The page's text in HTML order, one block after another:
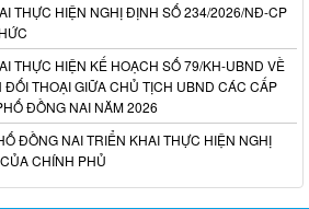
THỰC HIỆN NGHỊ ĐỊNH SỐ 234/2026/NĐ-CP
THỰC HIỆN KẾ HOẠCH SỐ 79/KH-UBND VỀ
THOẠI GIỮA CHỦ TỊCH UBND CÁC CẤP
ĐỒNG NAI NĂM 2026
ĐỒNG NAI TRIỂN KHAI THỰC HIỆN NGHỊ
CHÍNH PHỦ